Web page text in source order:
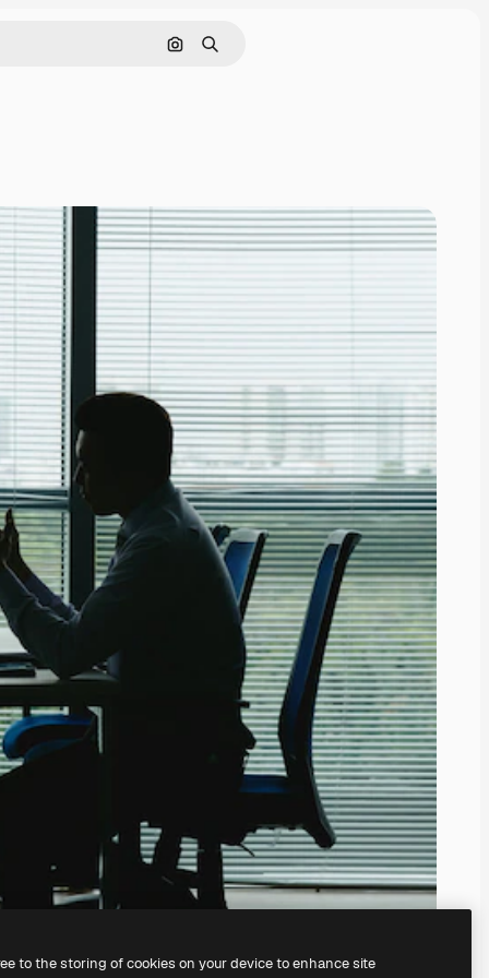
Szukaj według obrazu
Szukaj
to the storing of cookies on your device to enhance site